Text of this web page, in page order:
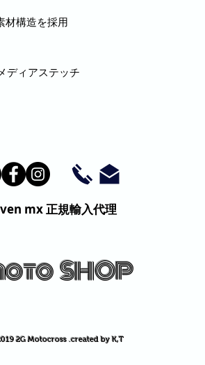
材構造を採用
ディアステッチ
mx 正規輸入代理
SHOP
2G Motocross .created by K,T